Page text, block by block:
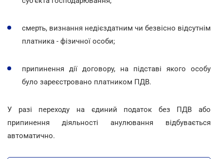
смерть, визнання недієздатним чи безвісно відсутнім
платника - фізичної особи;
припинення дії договору, на підставі якого особу
було зареєстровано платником ПДВ.
У разі переходу на єдиний податок без ПДВ або
припинення діяльності анулювання відбувається
автоматично.